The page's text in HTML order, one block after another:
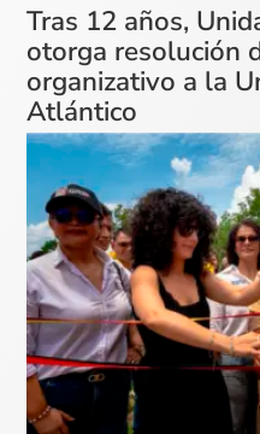
Tras 12 años,
otorga resolución
organizativo a la
Atlántico